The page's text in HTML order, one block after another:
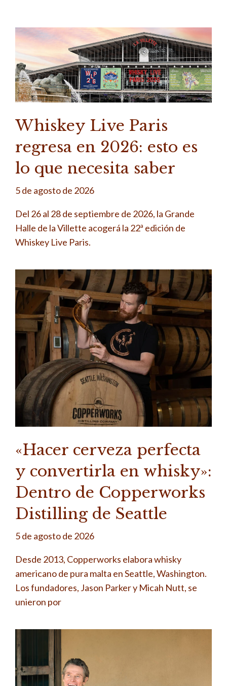
Whiskey Live Paris
regresa en 2026: esto es
lo que necesita saber
5 de agosto de 2026
Del 26 al 28 de septiembre de 2026, la Grande
Halle de la Villette acogerá la 22ª edición de
Whiskey Live Paris.
«Hacer cerveza perfecta
y convertirla en whisky»:
Dentro de Copperworks
Distilling de Seattle
5 de agosto de 2026
Desde 2013, Copperworks elabora whisky
americano de pura malta en Seattle, Washington.
Los fundadores, Jason Parker y Micah Nutt, se
unieron por